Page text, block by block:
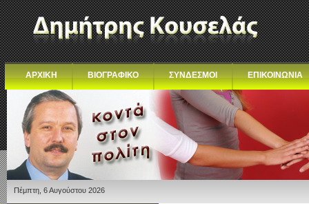
ΑΡΧΙΚΗ ΒΙΟΓΡΑΦΙΚΟ ΣΥΝΔΕΣΜΟΙ ΕΠΙΚΟΙΝΩΝΙΑ
Πέμπτη, 6 Αυγούστου 2026